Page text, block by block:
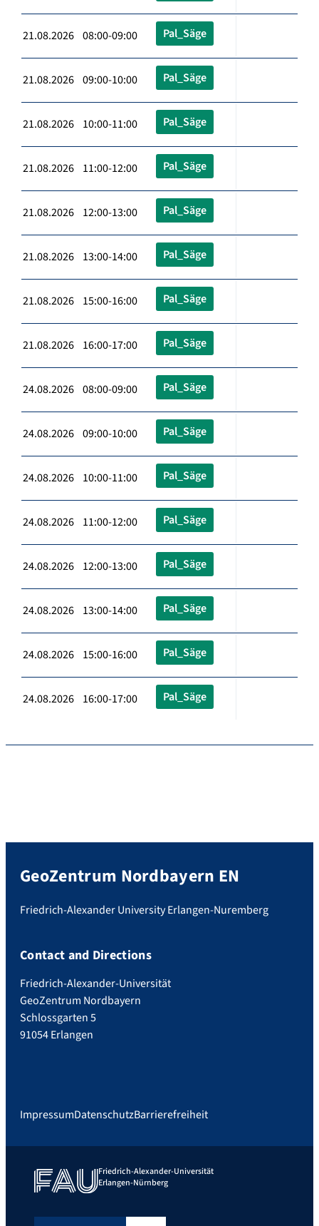
21.08.2026 08:00-09:00 Pal_Säge
21.08.2026 09:00-10:00 Pal_Säge
21.08.2026 10:00-11:00 Pal_Säge
21.08.2026 11:00-12:00 Pal_Säge
21.08.2026 12:00-13:00 Pal_Säge
21.08.2026 13:00-14:00 Pal_Säge
21.08.2026 15:00-16:00 Pal_Säge
21.08.2026 16:00-17:00 Pal_Säge
24.08.2026 08:00-09:00 Pal_Säge
24.08.2026 09:00-10:00 Pal_Säge
24.08.2026 10:00-11:00 Pal_Säge
24.08.2026 11:00-12:00 Pal_Säge
24.08.2026 12:00-13:00 Pal_Säge
24.08.2026 13:00-14:00 Pal_Säge
24.08.2026 15:00-16:00 Pal_Säge
24.08.2026 16:00-17:00 Pal_Säge
GeoZentrum Nordbayern EN
Friedrich-Alexander University Erlangen-Nuremberg
Contact and Directions
Friedrich-Alexander-Universität
GeoZentrum Nordbayern
Schlossgarten 5
91054 Erlangen
ImpressumDatenschutzBarrierefreiheit
Friedrich-Alexander-Universität
Erlangen-Nürnberg